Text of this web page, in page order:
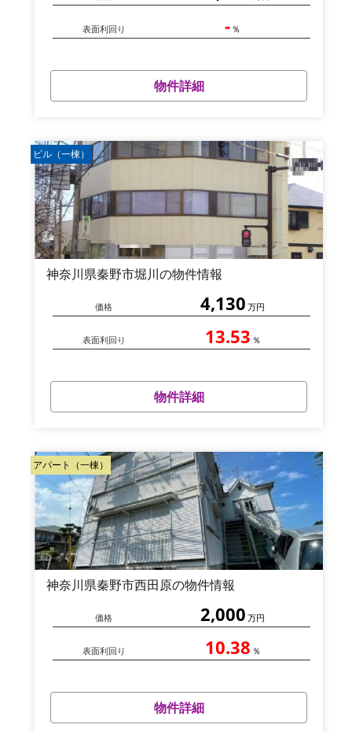
表面利回り - ％
物件詳細
ビル（一棟）
神奈川県秦野市堀川の物件情報
価格 4,130 万円
表面利回り 13.53 ％
物件詳細
アパート（一棟）
神奈川県秦野市西田原の物件情報
価格 2,000 万円
表面利回り 10.38 ％
物件詳細